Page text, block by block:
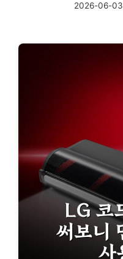
2026-06-03